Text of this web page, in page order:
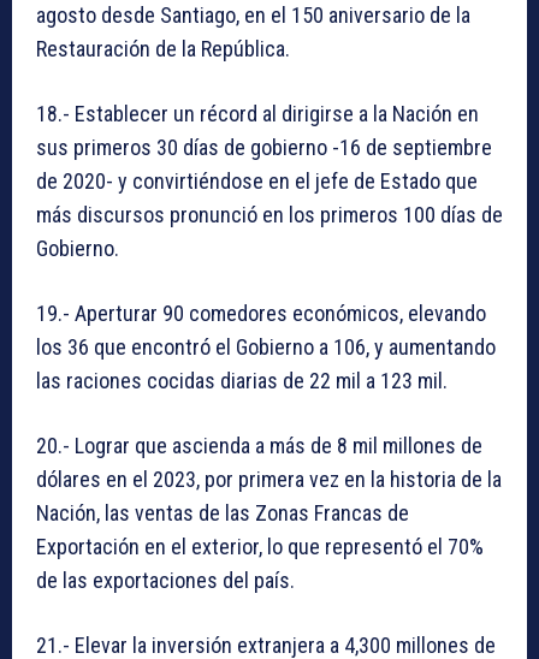
agosto desde Santiago, en el 150 aniversario de la
Restauración de la República.
18.- Establecer un récord al dirigirse a la Nación en
sus primeros 30 días de gobierno -16 de septiembre
de 2020- y convirtiéndose en el jefe de Estado que
más discursos pronunció en los primeros 100 días de
Gobierno.
19.- Aperturar 90 comedores económicos, elevando
los 36 que encontró el Gobierno a 106, y aumentando
las raciones cocidas diarias de 22 mil a 123 mil.
20.- Lograr que ascienda a más de 8 mil millones de
dólares en el 2023, por primera vez en la historia de la
Nación, las ventas de las Zonas Francas de
Exportación en el exterior, lo que representó el 70%
de las exportaciones del país.
21.- Elevar la inversión extranjera a 4,300 millones de